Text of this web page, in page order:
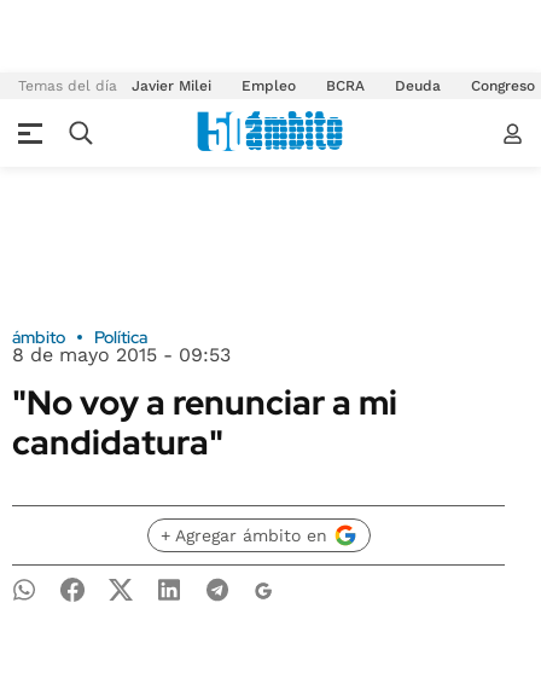
Temas del día Javier Milei Empleo BCRA Deuda Congreso
ámbito Política
8 de mayo 2015 - 09:53
"No voy a renunciar a mi
candidatura"
+ Agregar ámbito en